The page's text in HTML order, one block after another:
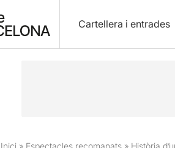
Cartellera i entrades
Inici» Espectacles recomanats» Història